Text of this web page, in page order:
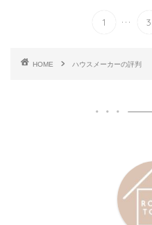
1 ... 3
HOME ハウスメーカーの評判